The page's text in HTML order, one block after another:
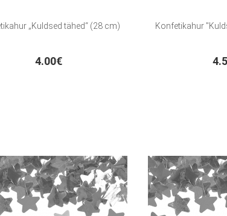
„Kuldsed tähed“ (28 cm)
4.00€
Konfetikahur